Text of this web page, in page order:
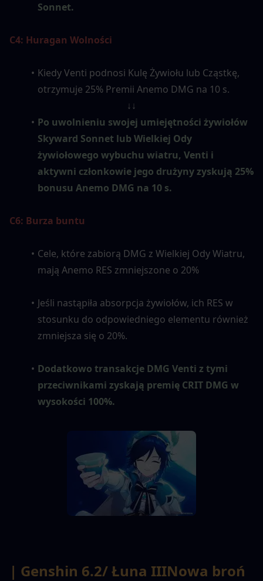
Sonnet.
C4: Huragan Wolności
Kiedy Venti podnosi Kulę Żywiołu lub Cząstkę,
otrzymuje 25% Premii Anemo DMG na 10 s.
↓↓
Po uwolnieniu swojej umiejętności żywiołów
Skyward Sonnet lub Wielkiej Ody
żywiołowego wybuchu wiatru, Venti i
aktywni członkowie jego drużyny zyskują 25%
bonusu Anemo DMG na 10 s.
C6: Burza buntu
Cele, które zabiorą DMG z Wielkiej Ody Wiatru,
mają Anemo RES zmniejszone o 20%
Jeśli nastąpiła absorpcja żywiołów, ich RES w
stosunku do odpowiedniego elementu również
zmniejsza się o 20%.
Dodatkowo transakcje DMG Venti z tymi
przeciwnikami zyskają premię CRIT DMG w
wysokości 100%.
| Genshin 6.2/ Łuna IIINowa broń